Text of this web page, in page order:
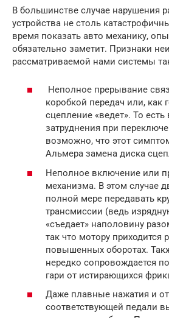
В большинстве случае нарушения
устройства не столь
время показать авто механику,
обязательно заметит. Признаки
рассматриваемой нами системы
Неполное прерывание
коробкой передач или, как
сцепление «ведет». То
затруднения при
возможно, что этот
Альмера замена диска
Неполное включение или
механизма. В этом случае
полной мере передавать
трансмиссии (ведь
«съедает» наполовину
так что мотору приходится
повышенных оборотах.
нередко сопровождается
гари от истирающихся
Даже плавные нажатия и
соответствующей педали